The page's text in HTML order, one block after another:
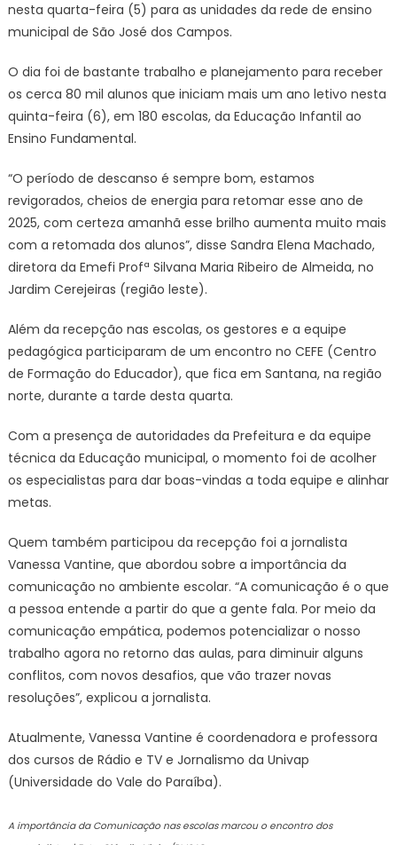
volta
nesta quarta-feira (5) para as unidades da rede de ensino
municipal de São José dos Campos.
O dia foi de bastante trabalho e planejamento para receber
os cerca 80 mil alunos que iniciam mais um ano letivo nesta
quinta-feira (6), em 180 escolas, da Educação Infantil ao
Ensino Fundamental.
“O período de descanso é sempre bom, estamos
revigorados, cheios de energia para retomar esse ano de
2025, com certeza amanhã esse brilho aumenta muito mais
com a retomada dos alunos”, disse Sandra Elena Machado,
diretora da Emefi Profª Silvana Maria Ribeiro de Almeida, no
Jardim Cerejeiras (região leste).
Além da recepção nas escolas, os gestores e a equipe
pedagógica participaram de um encontro no CEFE (Centro
de Formação do Educador), que fica em Santana, na região
norte, durante a tarde desta quarta.
Com a presença de autoridades da Prefeitura e da equipe
técnica da Educação municipal, o momento foi de acolher
os especialistas para dar boas-vindas a toda equipe e alinhar
metas.
Quem também participou da recepção foi a jornalista
Vanessa Vantine, que abordou sobre a importância da
comunicação no ambiente escolar. “A comunicação é o que
a pessoa entende a partir do que a gente fala. Por meio da
comunicação empática, podemos potencializar o nosso
trabalho agora no retorno das aulas, para diminuir alguns
conflitos, com novos desafios, que vão trazer novas
resoluções”, explicou a jornalista.
Atualmente, Vanessa Vantine é coordenadora e professora
dos cursos de Rádio e TV e Jornalismo da Univap
(Universidade do Vale do Paraíba).
A importância da Comunicação nas escolas marcou o encontro dos